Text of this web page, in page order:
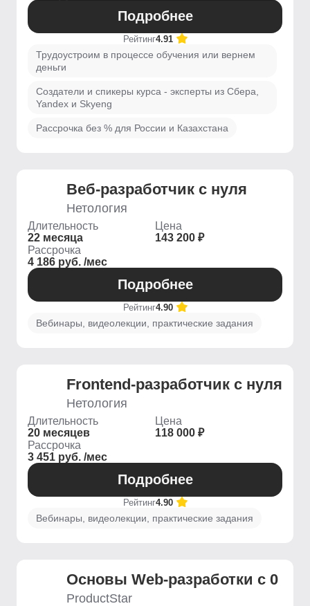
Подробнее
Рейтинг4.91
Трудоустроим в процессе обучения или вернем
деньги
Создатели и спикеры курса - эксперты из Сбера,
Yandex и Skyeng
Рассрочка без % для России и Казахстана
Веб-разработчик с нуля
Нетология
Длительность
22 месяца
Цена
143 200 ₽
Рассрочка
4 186 руб. /мес
Подробнее
Рейтинг4.90
Вебинары, видеолекции, практические задания
Frontend-разработчик с нуля
Нетология
Длительность
20 месяцев
Цена
118 000 ₽
Рассрочка
3 451 руб. /мес
Подробнее
Рейтинг4.90
Вебинары, видеолекции, практические задания
Основы Web-разработки с 0
ProductStar